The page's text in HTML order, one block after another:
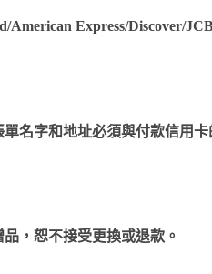
American Express/Discover/
名字和地址必須與付款信用
，恕不接受更換或退款。